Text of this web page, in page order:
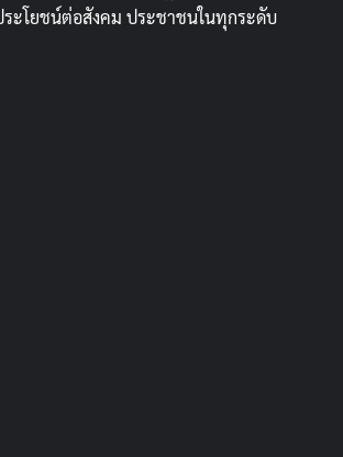
ะโยชน์ต่อสังคม ประชาชนในทุกระดับ